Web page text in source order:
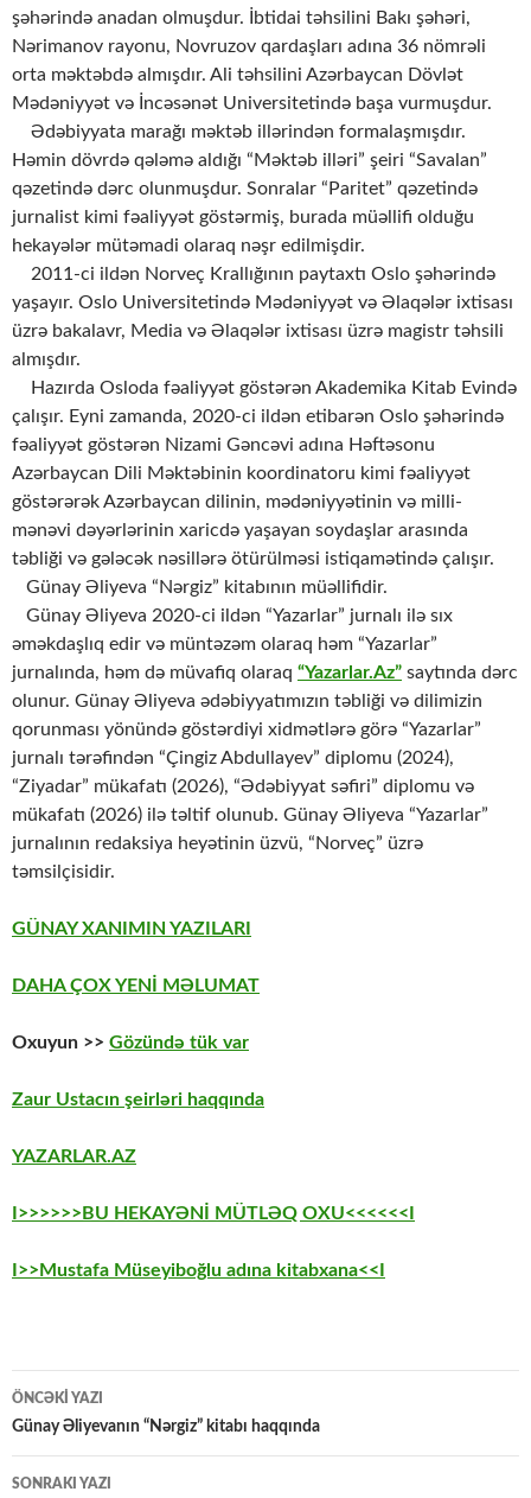
şəhərində anadan olmuşdur. İbtidai təhsilini Bakı şəhəri,
Nərimanov rayonu, Novruzov qardaşları adına 36 nömrəli
orta məktəbdə almışdır. Ali təhsilini Azərbaycan Dövlət
Mədəniyyət və İncəsənət Universitetində başa vurmuşdur.
Ədəbiyyata marağı məktəb illərindən formalaşmışdır.
Həmin dövrdə qələmə aldığı “Məktəb illəri” şeiri “Savalan”
qəzetində dərc olunmuşdur. Sonralar “Paritet” qəzetində
jurnalist kimi fəaliyyət göstərmiş, burada müəllifi olduğu
hekayələr mütəmadi olaraq nəşr edilmişdir.
2011-ci ildən Norveç Krallığının paytaxtı Oslo şəhərində
yaşayır. Oslo Universitetində Mədəniyyət və Əlaqələr ixtisası
üzrə bakalavr, Media və Əlaqələr ixtisası üzrə magistr təhsili
almışdır.
Hazırda Osloda fəaliyyət göstərən Akademika Kitab Evində
çalışır. Eyni zamanda, 2020-ci ildən etibarən Oslo şəhərində
fəaliyyət göstərən Nizami Gəncəvi adına Həftəsonu
Azərbaycan Dili Məktəbinin koordinatoru kimi fəaliyyət
göstərərək Azərbaycan dilinin, mədəniyyətinin və milli-
mənəvi dəyərlərinin xaricdə yaşayan soydaşlar arasında
təbliği və gələcək nəsillərə ötürülməsi istiqamətində çalışır.
Günay Əliyeva “Nərgiz” kitabının müəllifidir.
Günay Əliyeva 2020-ci ildən “Yazarlar” jurnalı ilə sıx
əməkdaşlıq edir və müntəzəm olaraq həm “Yazarlar”
jurnalında, həm də müvafiq olaraq “Yazarlar.Az” saytında dərc
olunur. Günay Əliyeva ədəbiyyatımızın təbliği və dilimizin
qorunması yönündə göstərdiyi xidmətlərə görə “Yazarlar”
jurnalı tərəfindən “Çingiz Abdullayev” diplomu (2024),
“Ziyadar” mükafatı (2026), “Ədəbiyyat səfiri” diplomu və
mükafatı (2026) ilə təltif olunub. Günay Əliyeva “Yazarlar”
jurnalının redaksiya heyətinin üzvü, “Norveç” üzrə
təmsilçisidir.
GÜNAY XANIMIN YAZILARI
DAHA ÇOX YENİ MƏLUMAT
Oxuyun >> Gözündə tük var
Zaur Ustacın şeirləri haqqında
YAZARLAR.AZ
I>>>>>>BU HEKAYƏNİ MÜTLƏQ OXU<<<<<<I
I>>Mustafa Müseyiboğlu adına kitabxana<<I
Yazılar
üzrə
naviqasiya
ÖNCƏKI YAZI
Günay Əliyevanın “Nərgiz” kitabı haqqında
SONRAKI YAZI